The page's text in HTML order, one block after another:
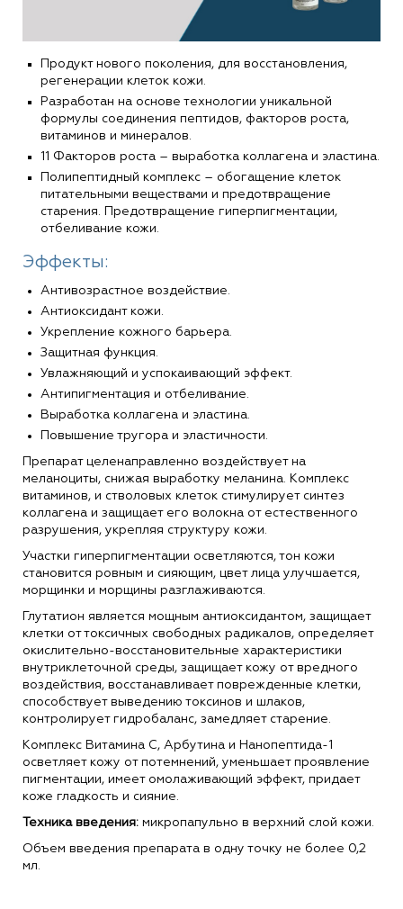
Продукт нового поколения, для восстановления,
регенерации клеток кожи.
Разработан на основе технологии уникальной
формулы соединения пептидов, факторов роста,
витаминов и минералов.
11 Факторов роста – выработка коллагена и эластина.
Полипептидный комплекс – обогащение клеток
питательными веществами и предотвращение
старения. Предотвращение гиперпигментации,
отбеливание кожи.
Эффекты:
Антивозрастное воздействие.
Aнтиоксидант кожи.
Укрепление кожного барьера.
Защитная функция.
Увлажняющий и успокаивающий эффект.
Aнтипигментация и отбеливание.
Выработка коллагена и эластина.
Повышение тругора и эластичности.
Препарат целенаправленно воздействует на
меланоциты, снижая выработку меланина. Комплекс
витаминов, и стволовых клеток стимулирует синтез
коллагена и защищает его волокна от естественного
разрушения, укрепляя структуру кожи.
Участки гиперпигментации осветляются, тон кожи
становится ровным и сияющим, цвет лица улучшается,
морщинки и морщины разглаживаются.
Глутатион является мощным антиоксидантом, защищает
клетки от токсичных свободных радикалов, определяет
окислительно-восстановительные характеристики
внутриклеточной среды, защищает кожу от вредного
воздействия, восстанавливает поврежденные клетки,
способствует выведению токсинов и шлаков,
контролирует гидробаланс, замедляет старение.
Комплекс Витамина С, Арбутина и Нанопептида-1
осветляет кожу от потемнений, уменьшает проявление
пигментации, имеет омолаживающий эффект, придает
коже гладкость и сияние.
Техника введения: микропапульно в верхний слой кожи.
Объем введения препарата в одну точку не более 0,2
мл.